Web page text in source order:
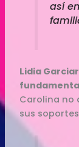
así
Lidia
Carolina no
sus